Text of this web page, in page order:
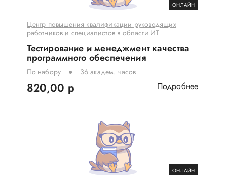
ОНЛАЙН
Центр повышения квалификации руководящих
работников и специалистов в области ИТ
Тестирование и менеджмент качества
программного обеспечения
По набору 36 академ. часов
820,00 р Подробнее
ОНЛАЙН